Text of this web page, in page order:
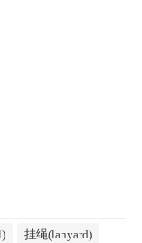
挂绳(lanyard)